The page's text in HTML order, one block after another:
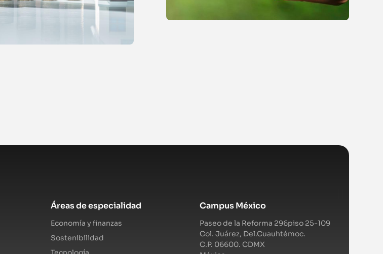
Áreas de especialidad
Economía y finanzas
Sostenibilidad
Campus México
Paseo de la Reforma 296piso 25-109
Col. Juárez, Del.Cuauhtémoc.
C.P. 06600. CDMX